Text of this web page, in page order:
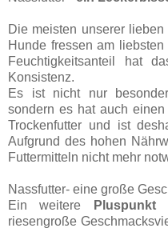
Die meisten unserer lieben
Hunde fressen am liebsten
Feuchtigkeitsanteil hat
Konsistenz.
Es ist nicht nur
sondern es hat auch
Trockenfutter und ist
Aufgrund des hohen
Futtermitteln nicht mehr
Nassfutter- eine große
Ein weitere
riesengroße